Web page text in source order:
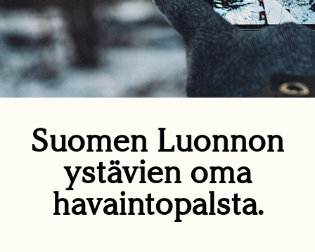
Suomen Luonnon
ystävien oma
havaintopalsta.